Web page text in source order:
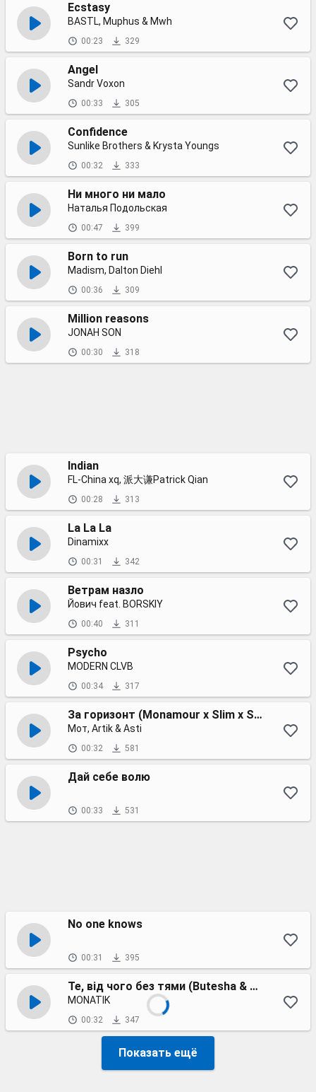
Ecstasy
BASTL, Muphus & Mwh
00:23 329
Angel
Sandr Voxon
00:33 305
Confidence
Sunlike Brothers & Krysta Youngs
00:32 333
Ни много ни мало
Наталья Подольская
00:47 399
Born to run
Madism, Dalton Diehl
00:36 309
Million reasons
JONAH SON
00:30 318
Indian
FL‐China xq, 派大谦Patrick Qian
00:28 313
La La La
Dinamixx
00:31 342
Ветрам назло
Йович feat. BORSKIY
00:40 311
Psycho
MODERN CLVB
00:34 317
За горизонт (Monamour x Slim x Shmelev Radio Edit)
Мот, Artik & Asti
00:32 581
Дай себе волю
00:33 531
No one knows
00:31 395
Те, від чого без тями (Butesha & Dj Kleo remix)
MONATIK
00:32 347
Показать ещё